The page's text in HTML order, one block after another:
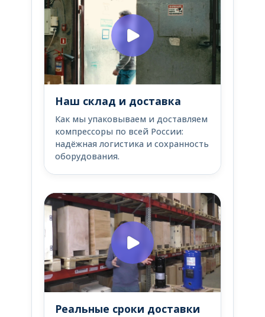
Наш склад и доставка
Как мы упаковываем и доставляем
компрессоры по всей России:
надёжная логистика и сохранность
оборудования.
Реальные сроки доставки